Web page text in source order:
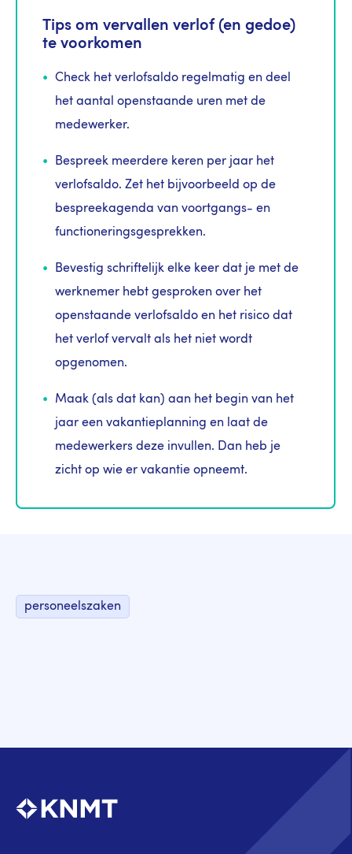
Tips om vervallen verlof (en gedoe)
te voorkomen
Check het verlofsaldo regelmatig en deel
het aantal openstaande uren met de
medewerker.
Bespreek meerdere keren per jaar het
verlofsaldo. Zet het bijvoorbeeld op de
bespreekagenda van voortgangs- en
functioneringsgesprekken.
Bevestig schriftelijk elke keer dat je met de
werknemer hebt gesproken over het
openstaande verlofsaldo en het risico dat
het verlof vervalt als het niet wordt
opgenomen.
Maak (als dat kan) aan het begin van het
jaar een vakantieplanning en laat de
medewerkers deze invullen. Dan heb je
zicht op wie er vakantie opneemt.
personeelszaken